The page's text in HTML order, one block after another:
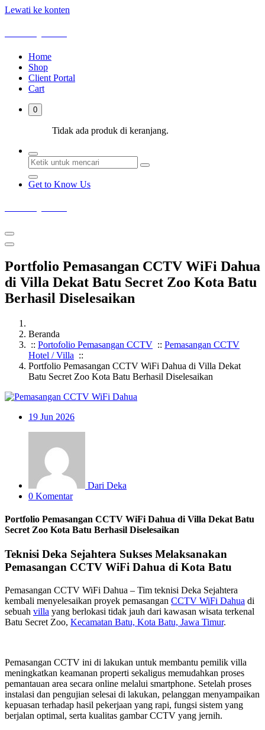
Lewati ke konten
Home
Shop
Client Portal
Cart
0
Tidak ada produk di keranjang.
Get to Know Us
Portfolio Pemasangan CCTV WiFi Dahua
di Villa Dekat Batu Secret Zoo Kota Batu
Berhasil Diselesaikan
Beranda
:: Portofolio Pemasangan CCTV :: Pemasangan CCTV
Hotel / Villa ::
Portfolio Pemasangan CCTV WiFi Dahua di Villa Dekat
Batu Secret Zoo Kota Batu Berhasil Diselesaikan
19 Jun 2026
Dari Deka
0 Komentar
Portfolio Pemasangan CCTV WiFi Dahua di Villa Dekat Batu
Secret Zoo Kota Batu Berhasil Diselesaikan
Teknisi Deka Sejahtera Sukses Melaksanakan
Pemasangan CCTV WiFi Dahua di Kota Batu
Pemasangan CCTV WiFi Dahua – Tim teknisi Deka Sejahtera
kembali menyelesaikan proyek pemasangan CCTV WiFi Dahua di
sebuah villa yang berlokasi tidak jauh dari kawasan wisata terkenal
Batu Secret Zoo, Kecamatan Batu, Kota Batu, Jawa Timur.
Pemasangan CCTV ini di lakukan untuk membantu pemilik villa
meningkatkan keamanan properti sekaligus memudahkan proses
pemantauan area secara online melalui smartphone. Setelah proses
instalasi dan pengujian selesai di lakukan, pelanggan menyampaikan
kepuasan terhadap hasil pekerjaan yang rapi, fungsi sistem yang
berjalan optimal, serta kualitas gambar CCTV yang jernih.